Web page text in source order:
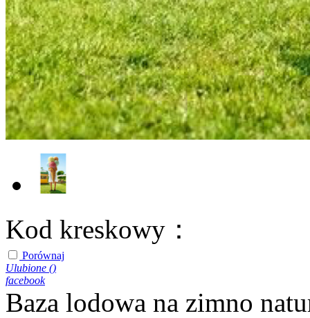
Kod kreskowy：
Porównaj
Ulubione ()
facebook
Baza lodowa na zimno